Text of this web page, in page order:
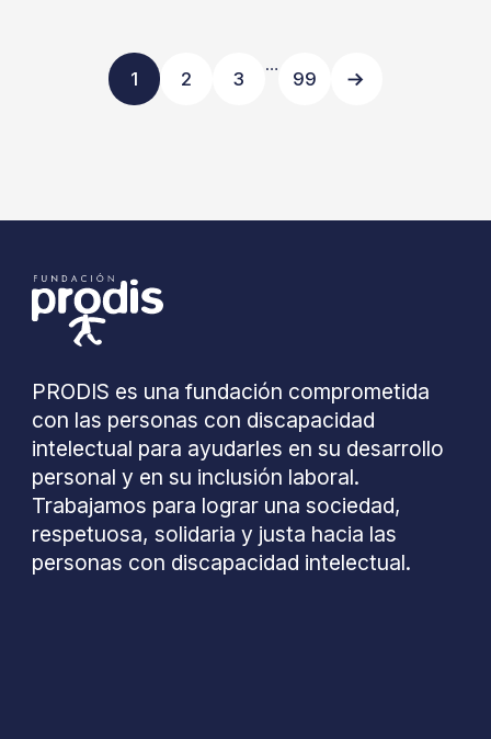
1 2 3
…
99
PRODIS es una fundación comprometida
con las personas con discapacidad
intelectual para ayudarles en su desarrollo
personal y en su inclusión laboral.
Trabajamos para lograr una sociedad,
respetuosa, solidaria y justa hacia las
personas con discapacidad intelectual.